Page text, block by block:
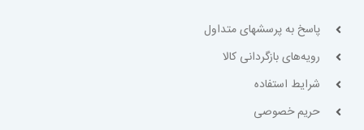
پاسخ به پرسشهای متداول
رویه‌های بازگردانی کالا
شرایط استفاده
حریم خصوصی